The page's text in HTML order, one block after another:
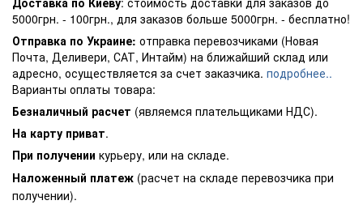
5000грн. - 100грн., для заказов больше 5000грн. - бесплатно!
Отправка по Украине: отправка перевозчиками (Новая
Почта, Деливери, САТ, Интайм) на ближайший склад или
адресно, осуществляется за счет заказчика. подробнее..
Варианты оплаты товара:
Безналичный расчет (являемся плательщиками НДС).
На карту приват.
При получении курьеру, или на складе.
Наложенный платеж (расчет на складе перевозчика при
получении).